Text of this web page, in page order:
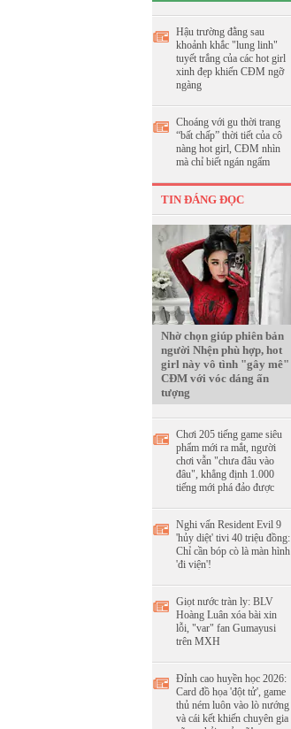
Hậu trường đằng sau
khoảnh khắc "lung linh"
tuyết trắng của các hot girl
xinh đẹp khiến CĐM ngỡ
ngàng
Choáng với gu thời trang
“bất chấp” thời tiết của cô
nàng hot girl, CĐM nhìn
mà chỉ biết ngán ngẩm
TIN ĐÁNG ĐỌC
Nhờ chọn giúp phiên bản
người Nhện phù hợp, hot
girl này vô tình "gây mê"
CĐM với vóc dáng ấn
tượng
Chơi 205 tiếng game siêu
phẩm mới ra mắt, người
chơi vẫn "chưa đâu vào
đâu", khẳng định 1.000
tiếng mới phá đảo được
Nghi vấn Resident Evil 9
'hủy diệt' tivi 40 triệu đồng:
Chỉ cần bóp cò là màn hình
'đi viện'!
Giọt nước tràn ly: BLV
Hoàng Luân xóa bài xin
lỗi, "var" fan Gumayusi
trên MXH
Đỉnh cao huyền học 2026:
Card đồ họa 'đột tử', game
thủ ném luôn vào lò nướng
và cái kết khiến chuyên gia